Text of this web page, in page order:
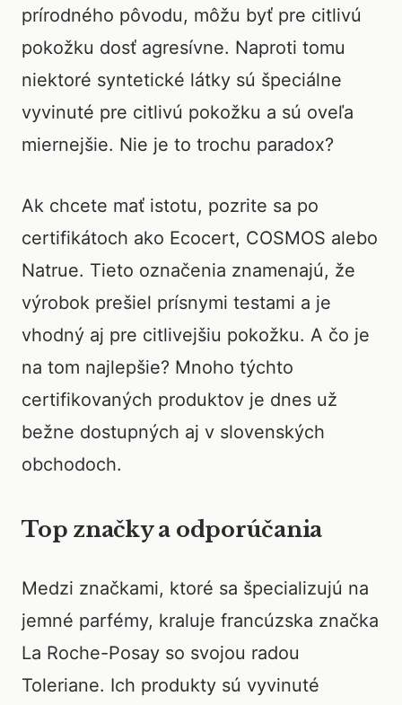
prírodného pôvodu, môžu byť pre citlivú
pokožku dosť agresívne. Naproti tomu
niektoré syntetické látky sú špeciálne
vyvinuté pre citlivú pokožku a sú oveľa
miernejšie. Nie je to trochu paradox?
Ak chcete mať istotu, pozrite sa po
certifikátoch ako Ecocert, COSMOS alebo
Natrue. Tieto označenia znamenajú, že
výrobok prešiel prísnymi testami a je
vhodný aj pre citlivejšiu pokožku. A čo je
na tom najlepšie? Mnoho týchto
certifikovaných produktov je dnes už
bežne dostupných aj v slovenských
obchodoch.
Top značky a odporúčania
Medzi značkami, ktoré sa špecializujú na
jemné parfémy, kraluje francúzska značka
La Roche-Posay so svojou radou
Toleriane. Ich produkty sú vyvinuté